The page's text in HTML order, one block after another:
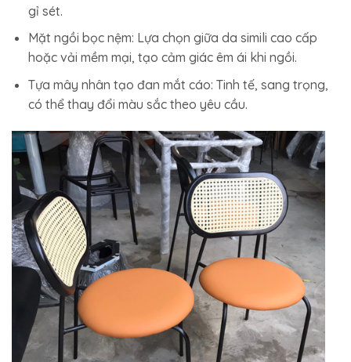
gỉ sét.
Mặt ngồi bọc nệm: Lựa chọn giữa da simili cao cấp
hoặc vải mềm mại, tạo cảm giác êm ái khi ngồi.
Tựa mây nhân tạo đan mắt cáo: Tinh tế, sang trọng,
có thể thay đổi màu sắc theo yêu cầu.